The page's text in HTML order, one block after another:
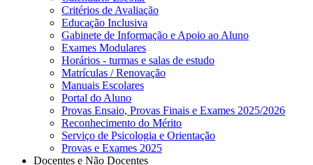
Critérios de Avaliação
Educação Inclusiva
Gabinete de Informação e Apoio ao Aluno
Exames Modulares
Horários - turmas e salas de estudo
Matrículas / Renovação
Manuais Escolares
Portal do Aluno
Provas Ensaio, Provas Finais e Exames 2025/2026
Reconhecimento do Mérito
Serviço de Psicologia e Orientação
Provas e Exames 2025
Docentes e Não Docentes